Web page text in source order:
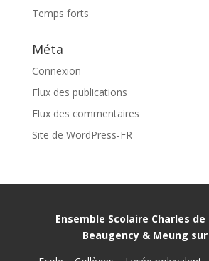
Temps forts
Méta
Connexion
Flux des publications
Flux des commentaires
Site de WordPress-FR
Ensemble Scolaire Charles de
Beaugency & Meung